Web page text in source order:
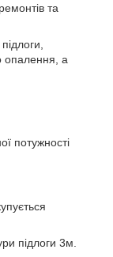
та
опалення, а
потужності
підлоги 3м.